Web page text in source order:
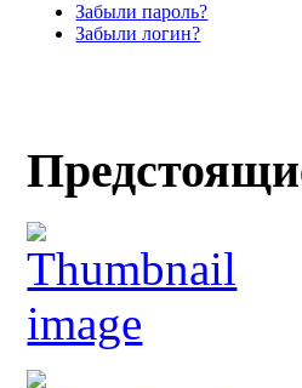
Забыли пароль?
Забыли логин?